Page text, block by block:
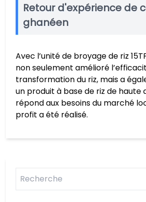
Retour d'expérience de
ghanéen
Avec l’unité de broyage de riz
non seulement amélioré
transformation du riz, mais a
un produit à base de riz de haute
répond aux besoins du marché
profit a été réalisé.